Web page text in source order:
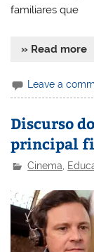
familiares que
» Read more
Leave a
Discurso
principal
Cinema